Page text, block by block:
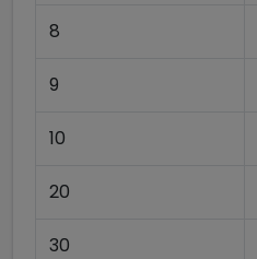
8
9
10
20
30